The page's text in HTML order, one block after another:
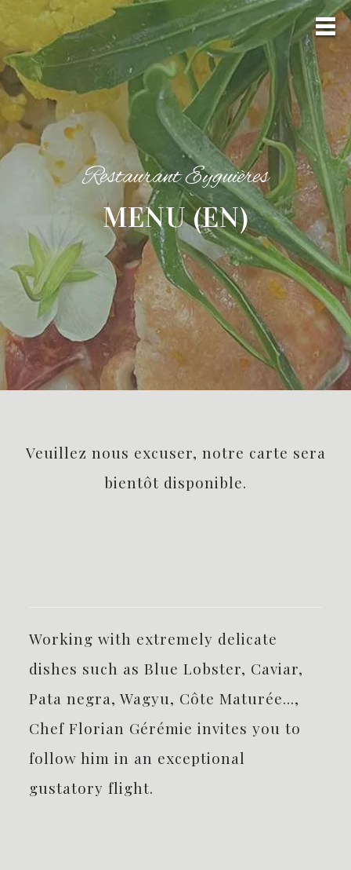
Restaurant Eyguières
MENU (EN)
Veuillez nous excuser, notre carte sera
bientôt disponible.
Working with extremely delicate
dishes such as Blue Lobster, Caviar,
Pata negra, Wagyu, Côte Maturée...,
Chef Florian Gérémie invites you to
follow him in an exceptional
gustatory flight.